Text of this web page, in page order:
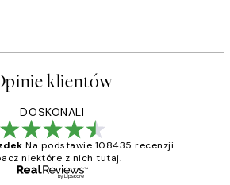
klientów
DOSKONALI
Na podstawie 108435 recenzji.
niektóre z nich tutaj.